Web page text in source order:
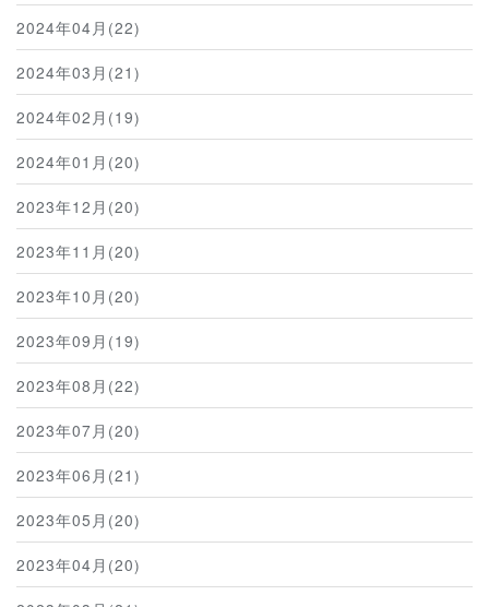
2024年04月(22)
2024年03月(21)
2024年02月(19)
2024年01月(20)
2023年12月(20)
2023年11月(20)
2023年10月(20)
2023年09月(19)
2023年08月(22)
2023年07月(20)
2023年06月(21)
2023年05月(20)
2023年04月(20)